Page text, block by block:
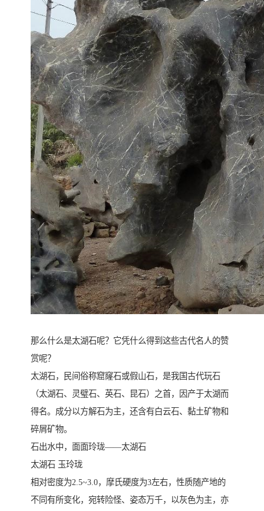
那么什么是太湖石呢？它凭什么得到这些古代名人的赞
赏呢？
太湖石，民间俗称窟窿石或假山石，是我国古代玩石
（太湖石、灵璧石、英石、昆石）之首，因产于太湖而
得名。成分以方解石为主，还含有白云石、黏土矿物和
碎屑矿物。
石出水中，面面玲珑——太湖石
太湖石 玉玲珑
相对密度为2.5~3.0，摩氏硬度为3左右，性质随产地的
不同有所变化，宛转险怪、姿态万千，以灰色为主，亦